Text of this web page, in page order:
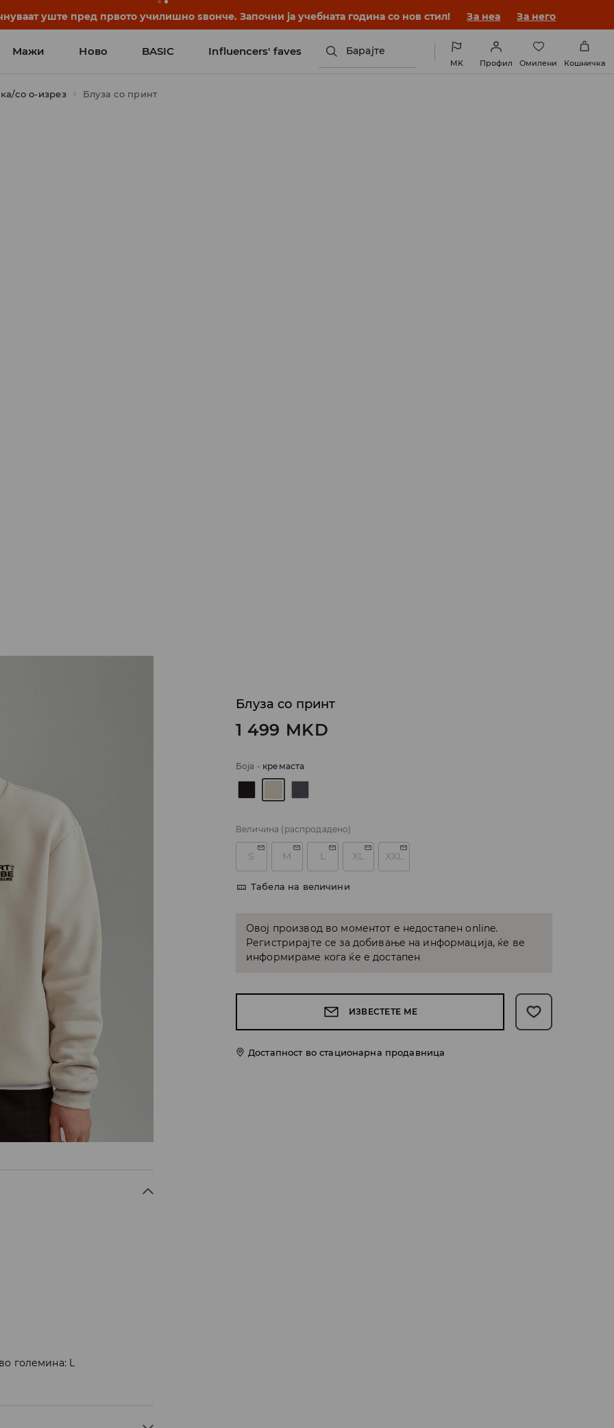
уште пред првото училишно ѕвонче. Започни ја учебната година со нов стил! За неа За него
Мажи Ново BASIC Influencers' faves Барајте
MK Профил Омилени Кошничка
со о-изрез Блуза со принт
Блуза со принт
1 499 MKD
Боја - кремаста
Величина (распродадено)
S M L XL XXL
Табела на величини
Овој производ во моментот е недостапен online.
Регистрирајте се за добивање на информација, ќе ве
информираме кога ќе е достапен
ИЗВЕСТЕТЕ МЕ
Достапност во стационарна продавница
големина: L